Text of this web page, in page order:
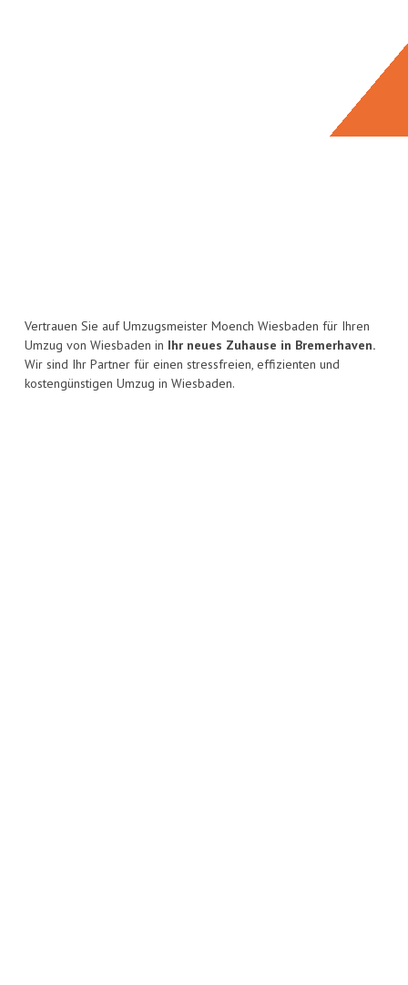
Vertrauen Sie auf Umzugsmeister Moench Wiesbaden für Ihren
Umzug von Wiesbaden in Ihr neues Zuhause in Bremerhaven.
Wir sind Ihr Partner für einen stressfreien, effizienten und
kostengünstigen Umzug in Wiesbaden.